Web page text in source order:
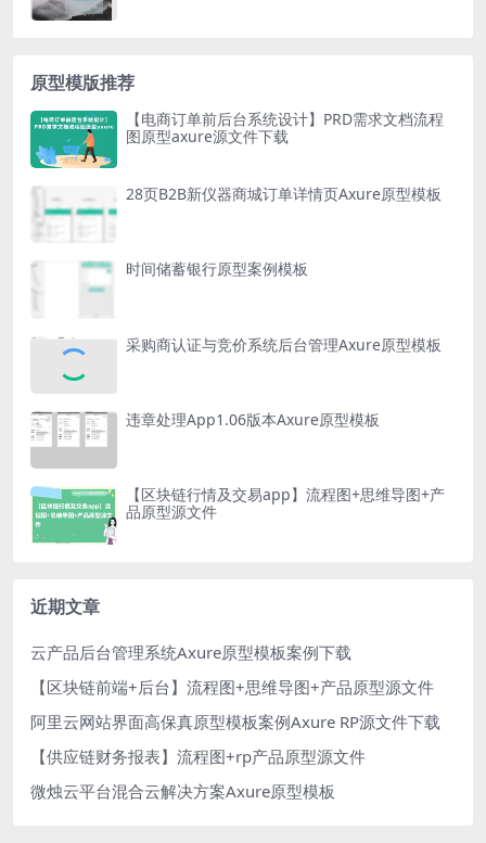
原型模版推荐
【电商订单前后台系统设计】PRD需求文档流程
图原型axure源文件下载
28页B2B新仪器商城订单详情页Axure原型模板
时间储蓄银行原型案例模板
采购商认证与竞价系统后台管理Axure原型模板
违章处理App1.06版本Axure原型模板
【区块链行情及交易app】流程图+思维导图+产
品原型源文件
近期文章
云产品后台管理系统Axure原型模板案例下载
【区块链前端+后台】流程图+思维导图+产品原型源文件
阿里云网站界面高保真原型模板案例Axure RP源文件下载
【供应链财务报表】流程图+rp产品原型源文件
微烛云平台混合云解决方案Axure原型模板